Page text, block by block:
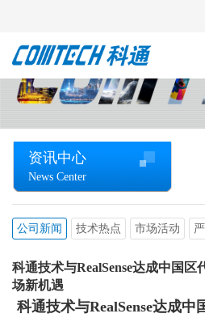
资讯中心
News Center
公司新闻 技术热点 市场活动
科通技术与RealSense达成中国
场新机遇
科通技术与RealSense达成中